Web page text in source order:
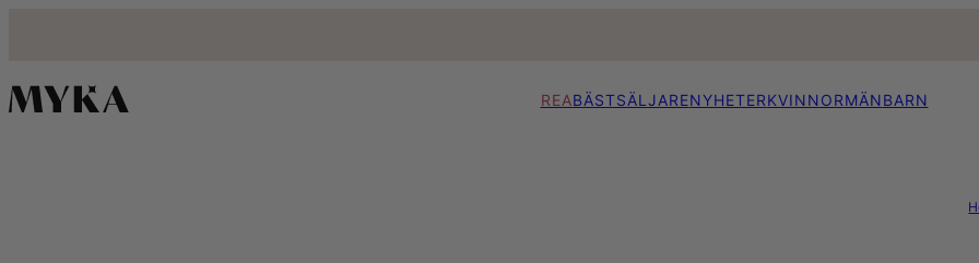
REABÄSTSÄLJARENYHETERKVINNORMÄNBARN